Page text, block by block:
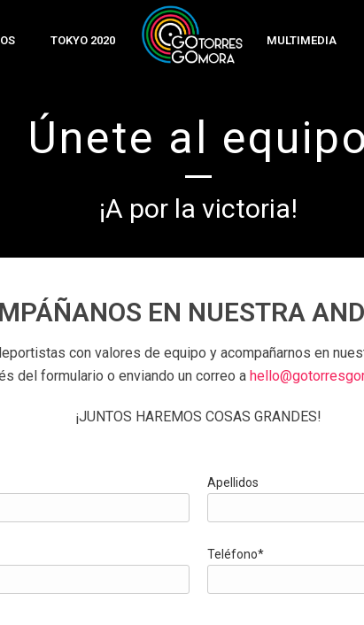
TOKYO 2020 MULTIMEDIA
Únete al equipo
¡A por la victoria!
EN NUESTRA
con valores de equipo y acompañarnos en
del formulario o enviando un correo a hello@
¡JUNTOS HAREMOS COSAS GRANDES!
Apellidos
Teléfono*